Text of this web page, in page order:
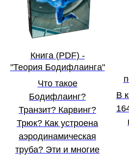
Книга (PDF) -
"Теория Бодифлаинга"
Что такое
Бодифлаинг?
Транзит? Карвинг?
Трюк? Как устроена
аэродинамическая
труба? Эти и многие
В